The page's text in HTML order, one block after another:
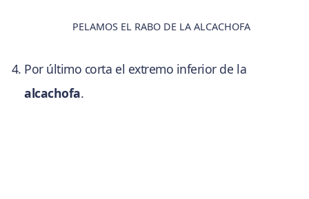
PELAMOS EL RABO DE LA ALCACHOFA
Por último corta el extremo inferior de la
alcachofa.